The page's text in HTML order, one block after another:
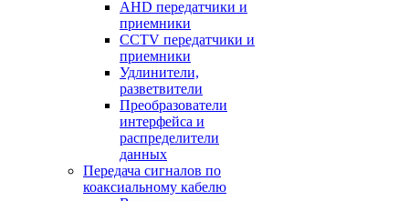
AHD передатчики и
приемники
CCTV передатчики и
приемники
Удлинители,
разветвители
Преобразователи
интерфейса и
распределители
данных
Передача сигналов по
коаксиальному кабелю